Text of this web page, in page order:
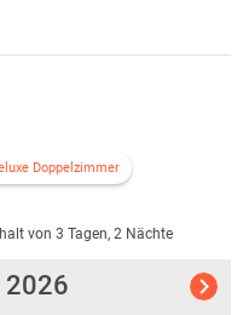
Doppelzimmer
von 3 Tagen, 2 Nächte
2026